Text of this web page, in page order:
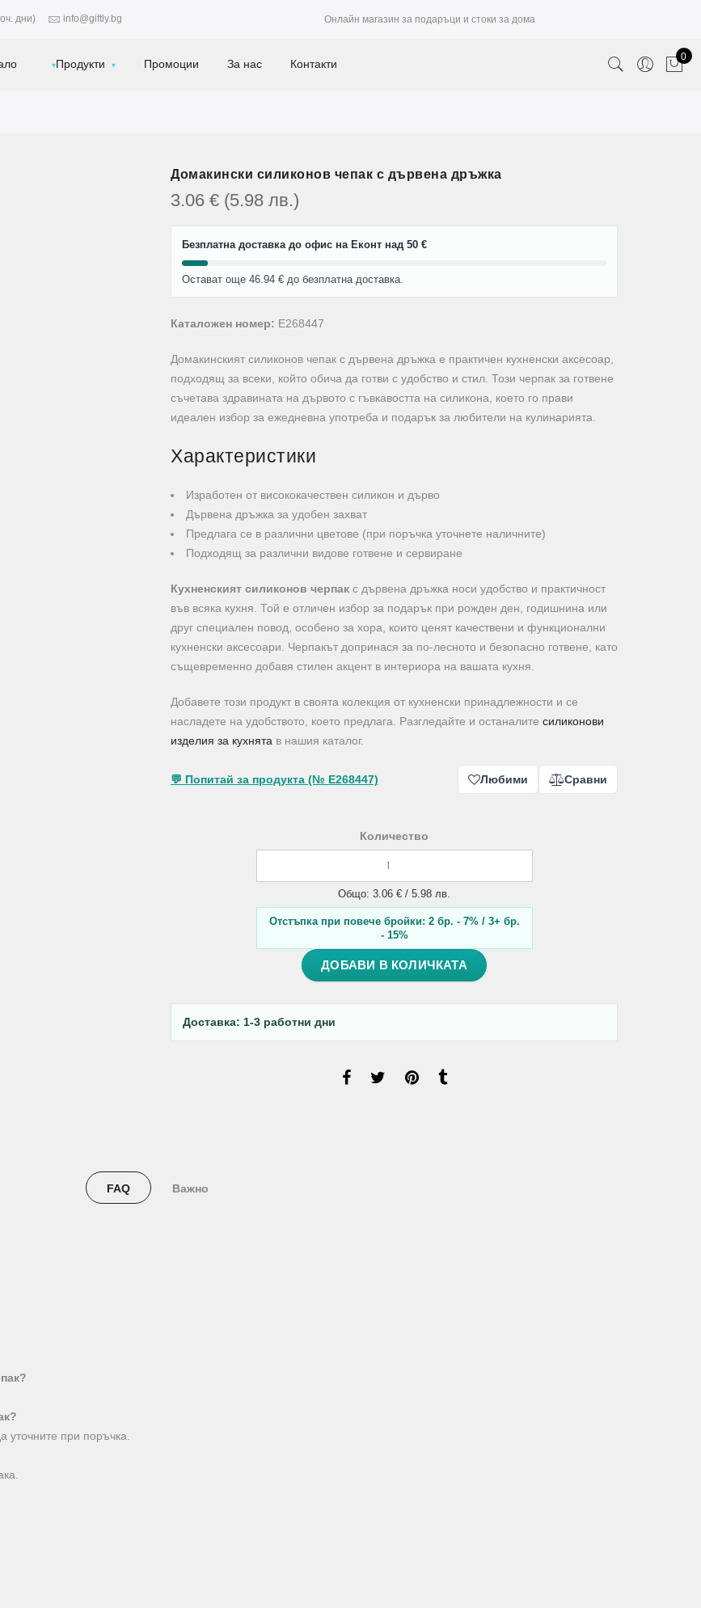
дни) info@giftly.bg Онлайн магазин за подаръци и стоки за дома
Продукти Промоции За нас Контакти 0
Домакински силиконов чепак с дървена дръжка
3.06 € (5.98 лв.)
Безплатна доставка до офис на Еконт над 50 €
Остават още 46.94 € до безплатна доставка.
Каталожен номер: E268447
Домакинският силиконов чепак с дървена дръжка е практичен кухненски аксесоар,
подходящ за всеки, който обича да готви с удобство и стил. Този черпак за готвене
съчетава здравината на дървото с гъвкавостта на силикона, което го прави
идеален избор за ежедневна употреба и подарък за любители на кулинарията.
Характеристики
Изработен от висококачествен силикон и дърво
Дървена дръжка за удобен захват
Предлага се в различни цветове (при поръчка уточнете наличните)
Подходящ за различни видове готвене и сервиране
Кухненският силиконов черпак с дървена дръжка носи удобство и практичност
във всяка кухня. Той е отличен избор за подарък при рожден ден, годишнина или
друг специален повод, особено за хора, които ценят качествени и функционални
кухненски аксесоари. Черпакът допринася за по-лесното и безопасно готвене, като
същевременно добавя стилен акцент в интериора на вашата кухня.
Добавете този продукт в своята колекция от кухненски принадлежности и се
насладете на удобството, което предлага. Разгледайте и останалите силиконови
изделия за кухнята в нашия каталог.
💬 Попитай за продукта (№ E268447) Любими Сравни
Количество
Общо: 3.06 € / 5.98 лв.
Отстъпка при повече бройки: 2 бр. - 7% / 3+ бр.
- 15%
ДОБАВИ В КОЛИЧКАТА
Доставка: 1-3 работни дни
FAQ Важно
уточните при поръчка.